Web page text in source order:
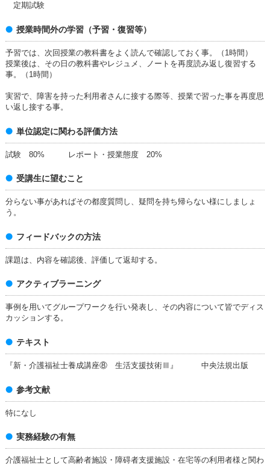
定期試験
授業時間外の学習（予習・復習等）
予習では、次回授業の教科書をよく読んで確認しておく事。（1時間）
授業後は、その日の教科書やレジュメ、ノートを再度読み返し復習する
事。（1時間）
実習で、障害を持った利用者さんに接する際等、授業で習った事を再度思
い返し接する事。
単位認定に関わる評価方法
試験 80% レポート・授業態度 20%
受講生に望むこと
分らない事があればその都度質問し、疑問を持ち帰らない様にしましょ
う。
フィードバックの方法
課題は、内容を確認後、評価して返却する。
アクティブラーニング
事例を用いてグループワークを行い発表し、その内容について皆でディス
カッションする。
テキスト
『新・介護福祉士養成講座⑧ 生活支援技術Ⅲ』 中央法規出版
参考文献
特になし
実務経験の有無
介護福祉士として高齢者施設・障碍者支援施設・在宅等の利用者様と関わ